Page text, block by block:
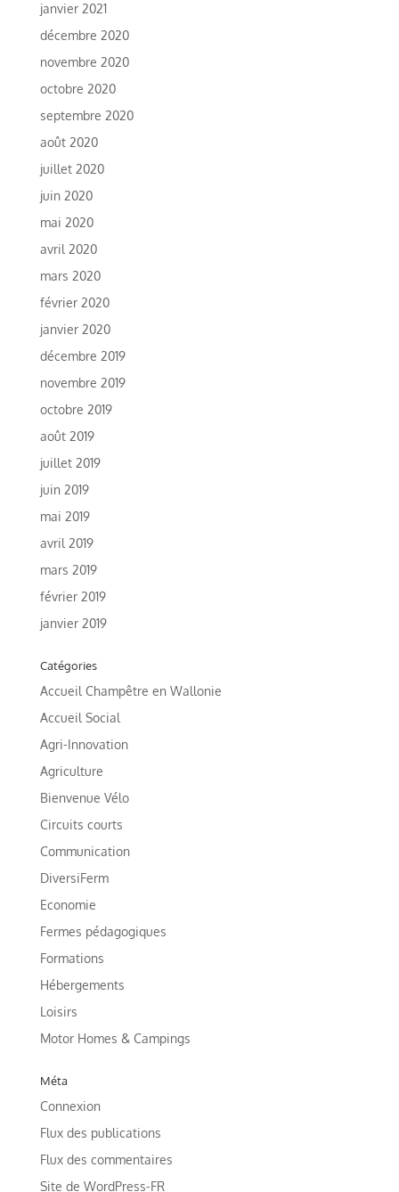
janvier 2021
décembre 2020
novembre 2020
octobre 2020
septembre 2020
août 2020
juillet 2020
juin 2020
mai 2020
avril 2020
mars 2020
février 2020
janvier 2020
décembre 2019
novembre 2019
octobre 2019
août 2019
juillet 2019
juin 2019
mai 2019
avril 2019
mars 2019
février 2019
janvier 2019
Catégories
Accueil Champêtre en Wallonie
Accueil Social
Agri-Innovation
Agriculture
Bienvenue Vélo
Circuits courts
Communication
DiversiFerm
Economie
Fermes pédagogiques
Formations
Hébergements
Loisirs
Motor Homes & Campings
Méta
Connexion
Flux des publications
Flux des commentaires
Site de WordPress-FR